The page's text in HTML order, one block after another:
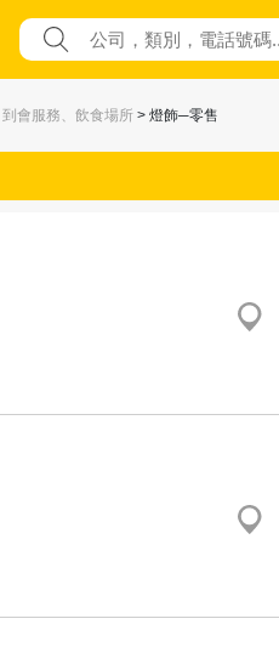
到會服務、飲食場所 > 燈飾─零售